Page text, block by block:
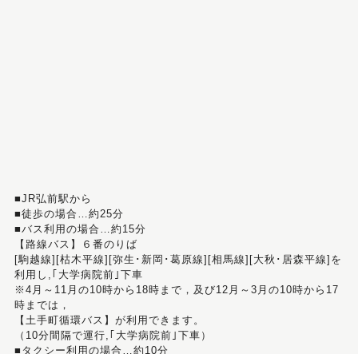
■JR弘前駅から
■徒歩の場合…約25分
■バス利用の場合…約15分
【路線バス】６番のりば
[駒越線][枯木平線][弥生･新岡･葛原線][相馬線][大秋･居森平線]を
利用し,｢大学病院前｣下車
※4月～11月の10時から18時まで，及び12月～3月の10時から17
時までは，
【土手町循環バス】が利用できます。
（10分間隔で運行,｢大学病院前｣下車）
■タクシー利用の場合…約10分